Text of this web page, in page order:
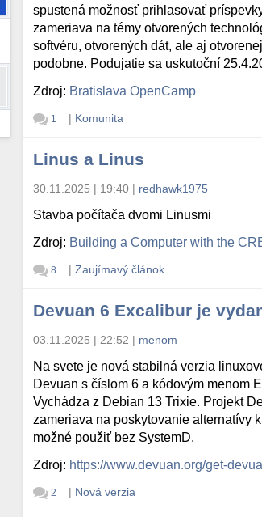
spustená možnosť prihlasovať
zameriava na témy otvorených
softvéru, otvorených dát, ale aj
podobne. Podujatie sa uskutoční
Zdroj: Bratislava OpenCamp
1 | Komunita
Linus a Linus
30.11.2025 | 19:40 | redhawk1975
Stavba počítača dvomi Linusmi
Zdroj: Building a Computer with the
8 | Zaujímavý článok
Devuan 6 Excalibur je
03.11.2025 | 22:52 | menom
Na svete je nová stabilná verzia
Devuan s číslom 6 a kódovým menom
Vychádza z Debian 13 Trixie. Projekt
zameriava na poskytovanie alternatívy
možné použiť bez SystemD.
Zdroj: https://www.devuan.org/get-
2 | Nová verzia